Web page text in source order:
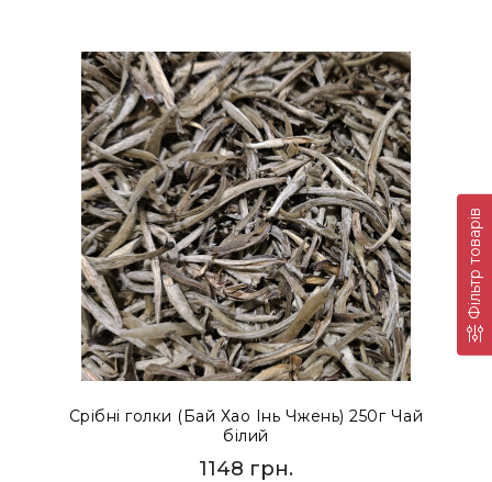
Срібні голки (Бай Хао Інь Чжень) 250г Чай
білий
1148 грн.
Фільтр товарів